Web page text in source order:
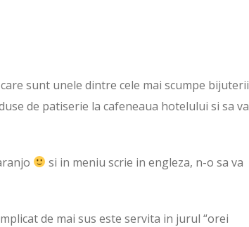
sunt unele dintre cele mai scumpe bijuterii
de patiserie la cafeneaua hotelului si sa va
si in meniu scrie in engleza, n-o sa va
de mai sus este servita in jurul “orei